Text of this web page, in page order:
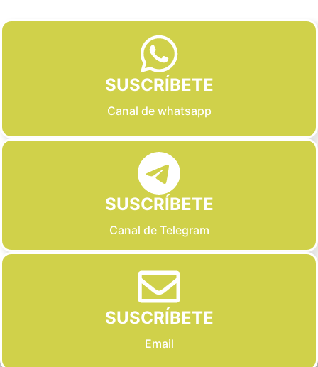
SUSCRÍBETE
Canal de whatsapp
SUSCRÍBETE
Canal de Telegram
SUSCRÍBETE
Email